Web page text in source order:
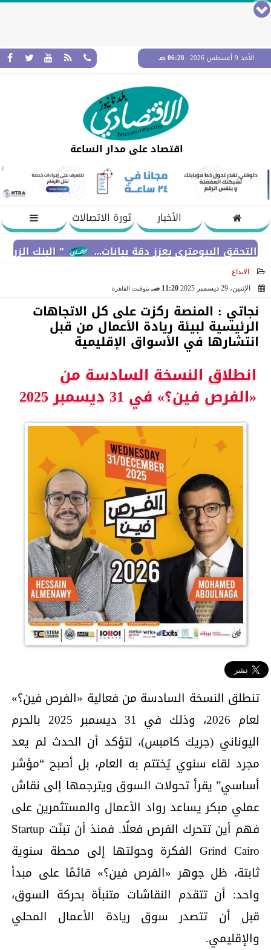
الأحد 9 أغسطس 2026 06:28 صـ
اقتصاد على مدار الساعة
الأخبار
ثورة الاتصالات
” البنك الزراعي
يعزز دقة بيانات...
الابداع
الإثنين، 29 ديسمبر 2025
11:20 صـ بتوقيت القاهرة
نجاتي : المنصة ركزت على كل الاتجاهات
الرئيسية لبيئة ريادة الأعمال من قبل
انتشارها في الأسواق الإقليمية
انطلاق النسخة السادسة من
«الفرص فين؟» في 31 ديسمبر 2025
تنطلق النسخة السادسة من فعالية «الفرص فين؟»
لعام 2026، وذلك في 31 ديسمبر 2025 بالحرم
اليوناني (جريك كامبس)، لتؤكد أن الحدث لم يعد
مجرد لقاء سنوي يُختتم به العام، بل أصبح “مؤشر
أساسي” يقرأ تحولات السوق ويترجمها إلى نقاش
عملي مبكر يساعد رواد الأعمال والمستثمرين على
فهم أين تتحرك الفرص فعلًا. فمنذ أن تبنّت Startup
Grind Cairo الفكرة وحولتها إلى محطة سنوية
ثابتة، ظل جوهر «الفرص فين؟» قائمًا على مبدأ
واحد: أن تتقدم النقاشات متنبأة بحركة السوق،
قبل أن تتصدر سوق ريادة الأعمال المحلي
والإقليمي.